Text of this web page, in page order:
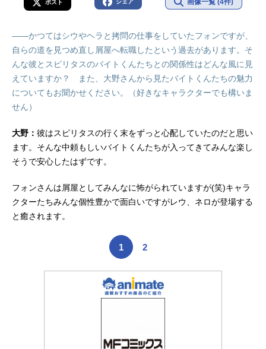
ポスト シェア 画像一覧 (4件)
――かつてはシウやヘラと拷問の仕事をしていたフォンですが、
自らの道を見つめ直し屑屋へ転職したという過去があります。そ
んな彼とスピリタスのバイトくんたちとの関係性はどんな風に見
えていますか？ また、大野さんから見たバイトくんたちの魅力
についてもお聞かせください。（好きなキャラクターでも構いま
せん）
大野： 彼はスピリタスの行く末をずっと心配していたのだと思い
ます。そんな中頼もしいバイトくんたちが入ってきてみんな楽し
そうで安心したはずです。
フォンさんは屑屋としてみんなに怖がられていますが(笑)キャラ
クターたちみんな個性豊かで面白いですがレウ、ネロが登場する
と癒されます。
1 2